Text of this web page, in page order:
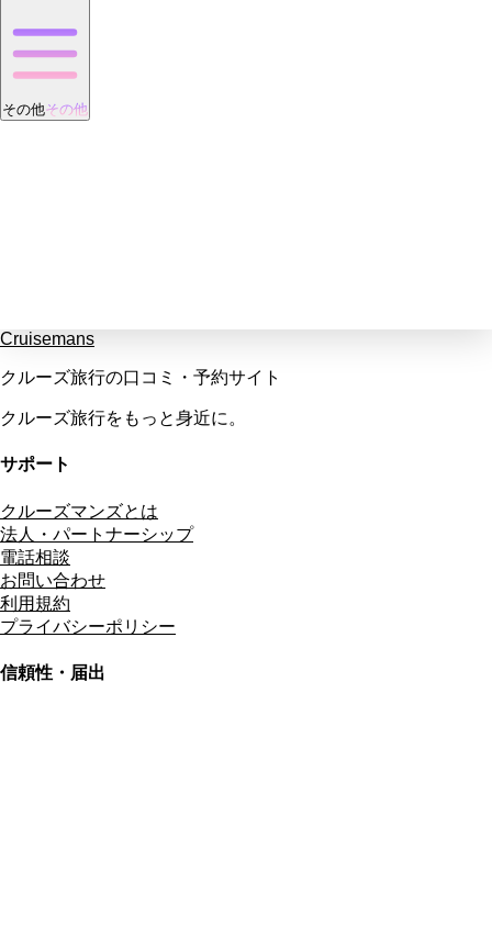
その他その他
Cruisemans
クルーズ旅行の口コミ・予約サイト
クルーズ旅行をもっと身近に。
サポート
クルーズマンズとは
法人・パートナーシップ
電話相談
お問い合わせ
利用規約
プライバシーポリシー
信頼性・届出